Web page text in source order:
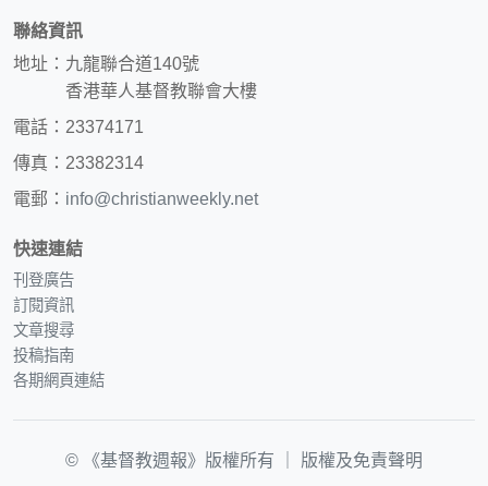
聯絡資訊
地址：九龍聯合道140號
香港華人基督教聯會大樓
電話：23374171
傳真：23382314
電郵： info@christianweekly.net
快速連結
刊登廣告
訂閱資訊
文章搜尋
投稿指南
各期網頁連結
© 《基督教週報》版權所有 ｜ 版權及免責聲明